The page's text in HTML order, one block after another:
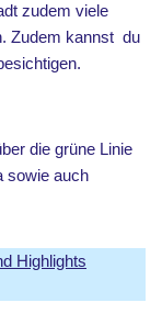
zudem viele
Zudem kannst du
die grüne Linie
sowie auch
Highlights